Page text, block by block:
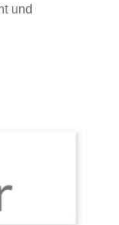
und